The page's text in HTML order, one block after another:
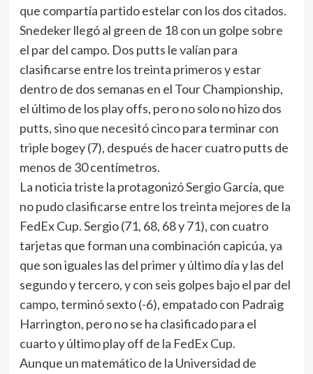
que compartía partido estelar con los dos citados.
Snedeker llegó al green de 18 con un golpe sobre
el par del campo. Dos putts le valían para
clasificarse entre los treinta primeros y estar
dentro de dos semanas en el Tour Championship,
el último de los play offs, pero no solo no hizo dos
putts, sino que necesitó cinco para terminar con
triple bogey (7), después de hacer cuatro putts de
menos de 30 centímetros.
La noticia triste la protagonizó Sergio García, que
no pudo clasificarse entre los treinta mejores de la
FedEx Cup. Sergio (71, 68, 68 y 71), con cuatro
tarjetas que forman una combinación capicúa, ya
que son iguales las del primer y último día y las del
segundo y tercero, y con seis golpes bajo el par del
campo, terminó sexto (-6), empatado con Padraig
Harrington, pero no se ha clasificado para el
cuarto y último play off de la FedEx Cup.
Aunque un matemático de la Universidad de